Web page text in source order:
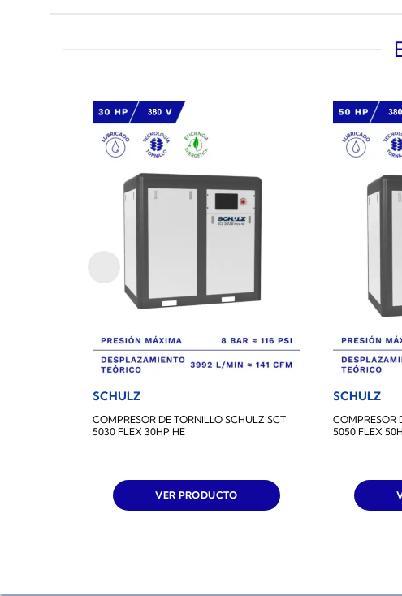
SCHULZ
COMPRESOR DE TORNILLO SCHULZ SCT
5030 FLEX 30HP HE
VER PRODUCTO
SCHULZ
COMPRESOR
5050 FLEX